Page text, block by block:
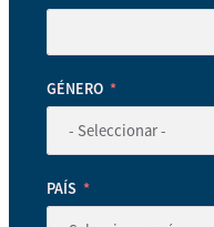
GÉNERO
PAÍS